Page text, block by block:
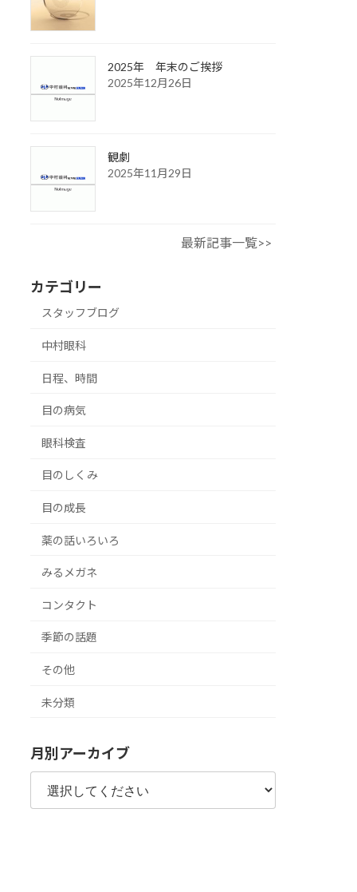
2025年 年末のご挨拶
2025年12月26日
観劇
2025年11月29日
最新記事一覧>>
カテゴリー
スタッフブログ
中村眼科
日程、時間
目の病気
眼科検査
目のしくみ
目の成長
薬の話いろいろ
みるメガネ
コンタクト
季節の話題
その他
未分類
月別アーカイブ